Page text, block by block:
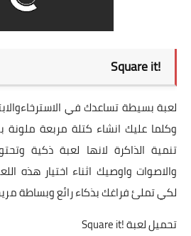
!Square it
لعبة بسيطة تساعدك في
وكلما عليك انشاء كتلة مربعة
تنمية الذاكرة لانها لعبة ذكية
والاصوات واوصيك اثناء اختيار هذه
لكي تملئ فراغك بذكاء رائع وبساطة
تحميل لعبة !Square it